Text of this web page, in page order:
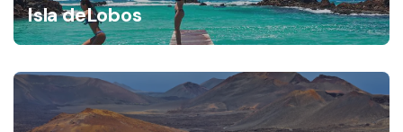
Isla deLobos